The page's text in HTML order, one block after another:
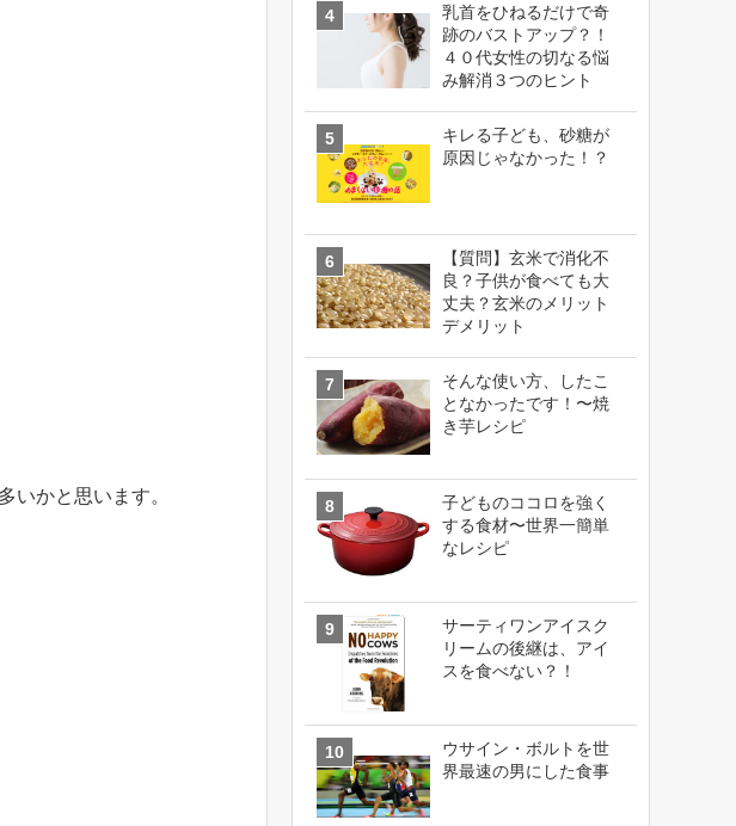
いかと思います。
乳首をひねるだけで奇
跡のバストアップ？！
４０代女性の切なる悩
み解消３つのヒント
キレる子ども、砂糖が
原因じゃなかった！？
【質問】玄米で消化不
良？子供が食べても大
丈夫？玄米のメリット
デメリット
そんな使い方、したこ
となかったです！〜焼
き芋レシピ
子どものココロを強く
する食材〜世界一簡単
なレシピ
サーティワンアイスク
リームの後継は、アイ
スを食べない？！
ウサイン・ボルトを世
界最速の男にした食事